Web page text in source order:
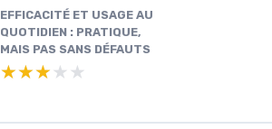
EFFICACITÉ ET USAGE AU
QUOTIDIEN : PRATIQUE,
MAIS PAS SANS DÉFAUTS
★★★★★
★★★★★